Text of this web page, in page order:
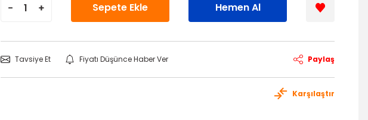
Sepete Ekle Hemen Al
Tavsiye Et Fiyatı Düşünce Haber Ver Paylaş
Karşılaştır